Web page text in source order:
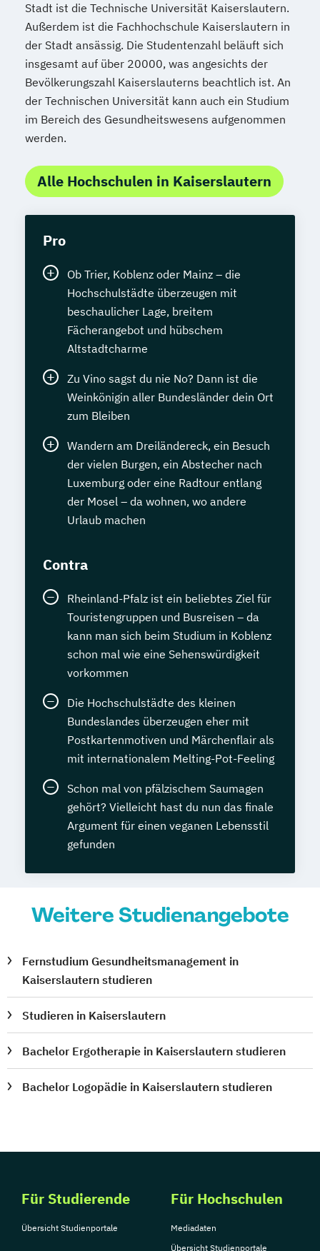
Stadt ist die Technische Universität Kaiserslautern.
Außerdem ist die Fachhochschule Kaiserslautern in
der Stadt ansässig. Die Studentenzahl beläuft sich
insgesamt auf über 20000, was angesichts der
Bevölkerungszahl Kaiserslauterns beachtlich ist. An
der Technischen Universität kann auch ein Studium
im Bereich des Gesundheitswesens aufgenommen
werden.
Alle Hochschulen in Kaiserslautern
Pro
Ob Trier, Koblenz oder Mainz – die
Hochschulstädte überzeugen mit
beschaulicher Lage, breitem
Fächerangebot und hübschem
Altstadtcharme
Zu Vino sagst du nie No? Dann ist die
Weinkönigin aller Bundesländer dein Ort
zum Bleiben
Wandern am Dreiländereck, ein Besuch
der vielen Burgen, ein Abstecher nach
Luxemburg oder eine Radtour entlang
der Mosel – da wohnen, wo andere
Urlaub machen
Contra
Rheinland-Pfalz ist ein beliebtes Ziel für
Touristengruppen und Busreisen – da
kann man sich beim Studium in Koblenz
schon mal wie eine Sehenswürdigkeit
vorkommen
Die Hochschulstädte des kleinen
Bundeslandes überzeugen eher mit
Postkartenmotiven und Märchenflair als
mit internationalem Melting-Pot-Feeling
Schon mal von pfälzischem Saumagen
gehört? Vielleicht hast du nun das finale
Argument für einen veganen Lebensstil
gefunden
Weitere Studienangebote
Fernstudium Gesundheitsmanagement in
Kaiserslautern studieren
Studieren in Kaiserslautern
Bachelor Ergotherapie in Kaiserslautern studieren
Bachelor Logopädie in Kaiserslautern studieren
Für Studierende
Übersicht Studienportale
Für Hochschulen
Mediadaten
Übersicht Studienportale